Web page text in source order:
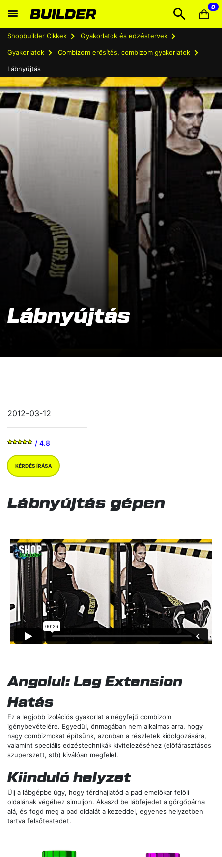
0
Shopbuilder Cikkek Gyakorlatok és edzéstervek
Gyakorlatok Combizom erősítés, combizom gyakorlatok
Lábnyújtás
Lábnyújtás
2012-03-12
/ 4.8
KÉRDÉS ÍRÁSA
Lábnyújtás gépen
Angolul: Leg Extension
Hatás
Ez a legjobb izolációs gyakorlat a négyfejű combizom
igénybevételére. Egyedül, önmagában nem alkalmas arra, hogy
nagy combizmokat építsünk, azonban a részletek kidolgozására,
valamint speciális edzéstechnikák kivitelezéséhez (előfárasztásos
szuperszett, stb) kiválóan megfelel.
Kiinduló helyzet
Ülj a lábgépbe úgy, hogy térdhajlatód a pad emelőkar felőli
oldalának végéhez simuljon. Akaszd be lábfejedet a görgőpárna
alá, és fogd meg a pad oldalát a kezeddel, egyenes helyzetben
tartva felsőtestedet.